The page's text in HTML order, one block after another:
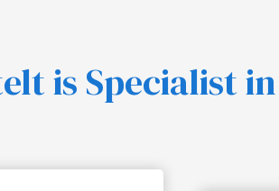
is Specialist